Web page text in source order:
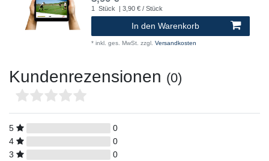
1 Stück | 3,90 € / Stück
In den Warenkorb
* inkl. ges. MwSt. zzgl. Versandkosten
Kundenrezensionen (0)
5
0
4
0
3
0